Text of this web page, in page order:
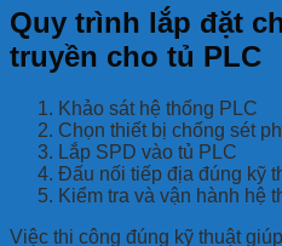
Quy trình lắp đặt
truyền cho tủ PLC
Khảo sát hệ thống PLC
Chọn thiết bị chống sét
Lắp SPD vào tủ PLC
Đấu nối tiếp địa đúng kỹ
Kiểm tra và vận hành hệ
Việc thi công đúng kỹ thuật